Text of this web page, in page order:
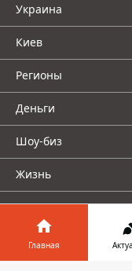
Украина
Киев
Регионы
Деньги
Шоу-биз
Жизнь
О нас
Главная